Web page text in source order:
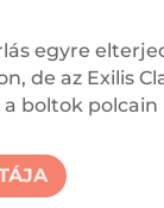
egyre
de az Exilis
boltok